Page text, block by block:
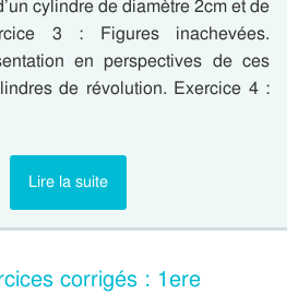
cylindre de diamètre 2cm et de
3 : Figures inachevées.
en perspectives de ces
de révolution. Exercice 4 :
Lire la suite
corrigés : 1ere